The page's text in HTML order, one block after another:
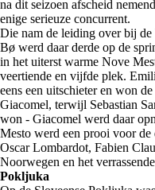
na dit seizoen afscheid
enige serieuze concurrent.
Die nam de leiding over bij
Bø werd daar derde op de
in het uiterst warme Nove
veertiende en vijfde plek.
eens een uitschieter en won
Giacomel, terwijl Sebastian
won - Giacomel werd daar
Mesto werd een prooi voor
Oscar Lombardot, Fabien
Noorwegen en het
Pokljuka